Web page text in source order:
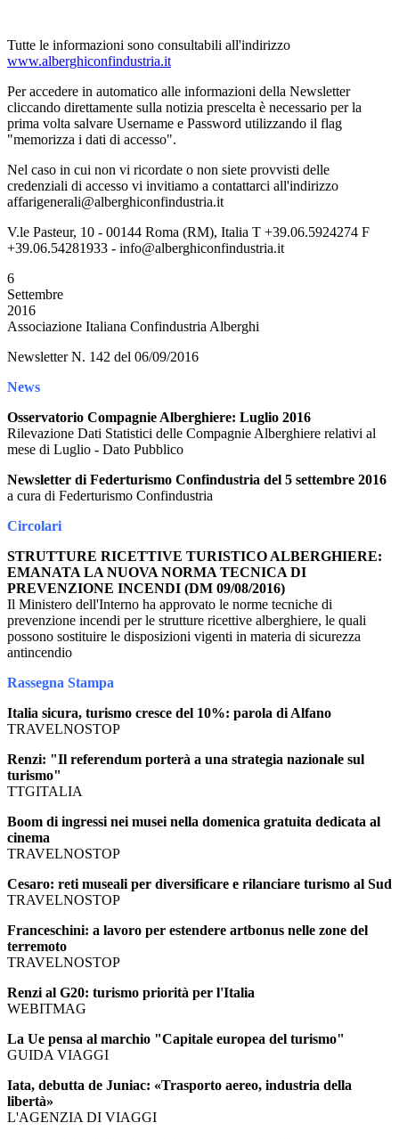
Tutte le informazioni sono consultabili all'indirizzo
www.alberghiconfindustria.it
Per accedere in automatico alle informazioni della Newsletter
cliccando direttamente sulla notizia prescelta è necessario per la
prima volta salvare Username e Password utilizzando il flag
"memorizza i dati di accesso".
Nel caso in cui non vi ricordate o non siete provvisti delle
credenziali di accesso vi invitiamo a contattarci all'indirizzo
affarigenerali@alberghiconfindustria.it
V.le Pasteur, 10 - 00144 Roma (RM), Italia T +39.06.5924274 F
+39.06.54281933 - info@alberghiconfindustria.it
6
Settembre
2016
Associazione Italiana Confindustria Alberghi
Newsletter N. 142 del 06/09/2016
News
Osservatorio Compagnie Alberghiere: Luglio 2016
Rilevazione Dati Statistici delle Compagnie Alberghiere relativi al
mese di Luglio - Dato Pubblico
Newsletter di Federturismo Confindustria del 5 settembre 2016
a cura di Federturismo Confindustria
Circolari
STRUTTURE RICETTIVE TURISTICO ALBERGHIERE:
EMANATA LA NUOVA NORMA TECNICA DI
PREVENZIONE INCENDI (DM 09/08/2016)
Il Ministero dell'Interno ha approvato le norme tecniche di
prevenzione incendi per le strutture ricettive alberghiere, le quali
possono sostituire le disposizioni vigenti in materia di sicurezza
antincendio
Rassegna Stampa
Italia sicura, turismo cresce del 10%: parola di Alfano
TRAVELNOSTOP
Renzi: "Il referendum porterà a una strategia nazionale sul
turismo"
TTGITALIA
Boom di ingressi nei musei nella domenica gratuita dedicata al
cinema
TRAVELNOSTOP
Cesaro: reti museali per diversificare e rilanciare turismo al Sud
TRAVELNOSTOP
Franceschini: a lavoro per estendere artbonus nelle zone del
terremoto
TRAVELNOSTOP
Renzi al G20: turismo priorità per l'Italia
WEBITMAG
La Ue pensa al marchio "Capitale europea del turismo"
GUIDA VIAGGI
Iata, debutta de Juniac: «Trasporto aereo, industria della
libertà»
L'AGENZIA DI VIAGGI